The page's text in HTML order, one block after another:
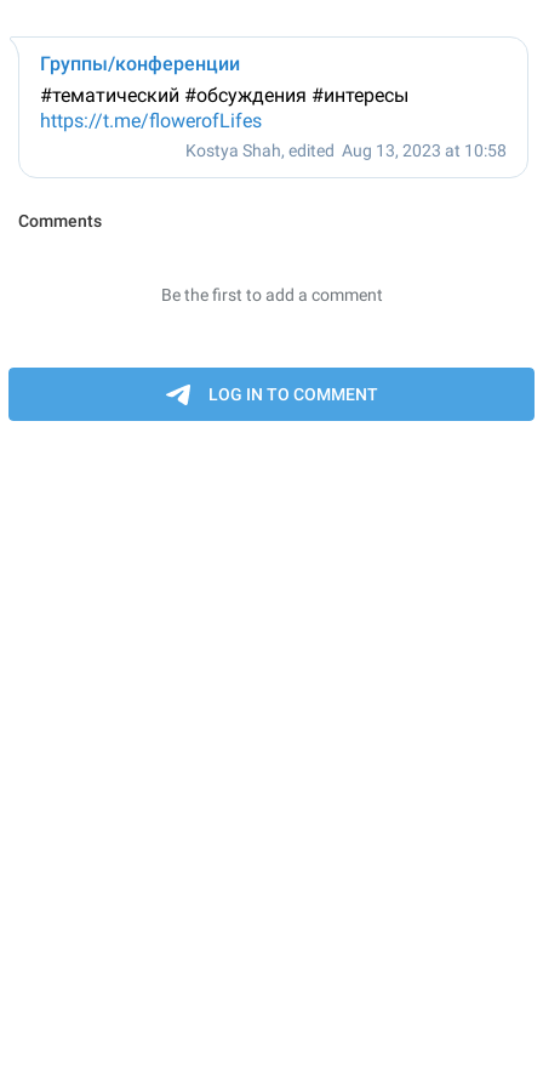
Группы/конференции
#тематический #обсуждения #интересы
https://t.me/flowerofLifes
Kostya Shah, edited Aug 13, 2023 at 10:58
Comments
Be the first to add a comment
LOG IN TO COMMENT